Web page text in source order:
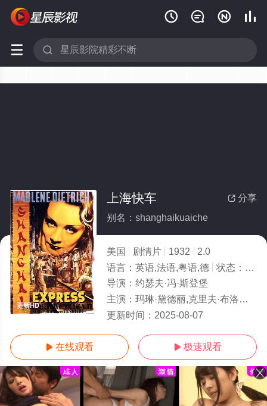
   
 
更新HD
 分享
上海快车
别名：shanghaikuaiche
美国 剧情片 1932
2.0
语言： 英语,法语,粤语,德 状态： 更新
导演： 约瑟夫·冯·斯登堡
主演： 玛琳·黛德丽,克里夫·布洛克,黄柳霜,华纳·欧兰德,尤金·佩里特,劳伦斯·格兰特,Louise
更新时间： 2025-08-07
 在线观看  极速观看